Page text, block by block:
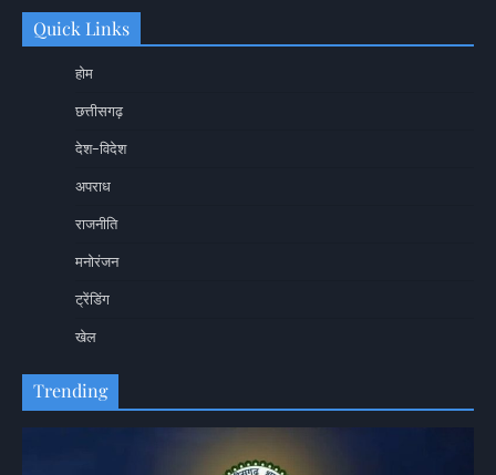
Quick Links
होम
छत्तीसगढ़
देश-विदेश
अपराध
राजनीति
मनोरंजन
ट्रेंडिंग
खेल
Trending